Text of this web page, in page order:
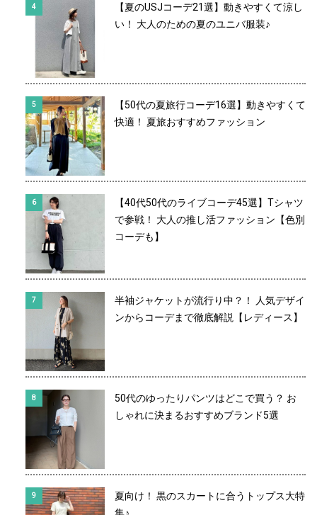
【夏のUSJコーデ21選】動きやすくて涼し
い！ 大人のための夏のユニバ服装♪
【50代の夏旅行コーデ16選】動きやすくて
快適！ 夏旅おすすめファッション
【40代50代のライブコーデ45選】Tシャツ
で参戦！ 大人の推し活ファッション【色別
コーデも】
半袖ジャケットが流行り中？！ 人気デザイ
ンからコーデまで徹底解説【レディース】
50代のゆったりパンツはどこで買う？ お
しゃれに決まるおすすめブランド5選
夏向け！ 黒のスカートに合うトップス大特